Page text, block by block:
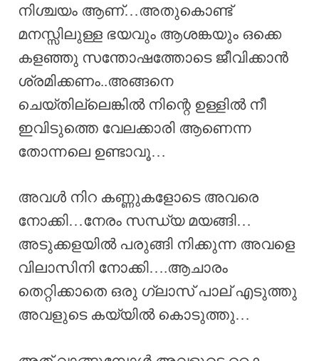
നിശ്ചയം ആണ്…അതുകൊണ്ട്
മനസ്സിലുള്ള ഭയവും ആശങ്കയും ഒക്കെ
കളഞ്ഞു സന്തോഷത്തോടെ ജീവിക്കാൻ
ശ്രമിക്കണം..അങ്ങനെ
ചെയ്തില്ലെങ്കിൽ നിന്റെ ഉള്ളിൽ നീ
ഇവിടുത്തെ വേലക്കാരി ആണെന്ന
തോന്നലെ ഉണ്ടാവൂ…
അവൾ നിറ കണ്ണുകളോടെ അവരെ
നോക്കി…നേരം സന്ധ്യ മയങ്ങി…
അടുക്കളയിൽ പരുങ്ങി നിക്കുന്ന അവളെ
വിലാസിനി നോക്കി….ആചാരം
തെറ്റിക്കാതെ ഒരു ഗ്ലാസ് പാല് എടുത്തു
അവളുടെ കയ്യിൽ കൊടുത്തു…